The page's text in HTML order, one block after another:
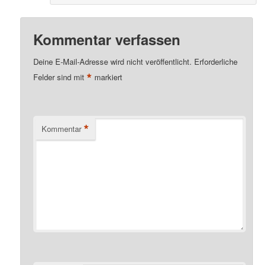
Kommentar verfassen
Deine E-Mail-Adresse wird nicht veröffentlicht. Erforderliche
Felder sind mit* markiert
Kommentar *